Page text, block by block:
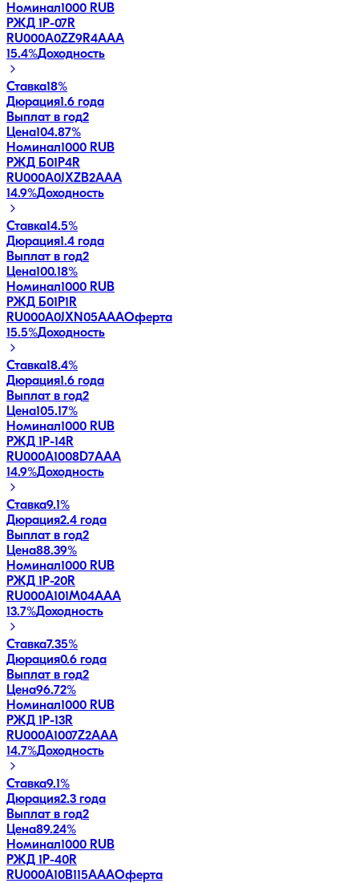
Номинал1000 RUB
РЖД 1Р-07R
RU000A0ZZ9R4AAA
15.4%Доходность
Ставка18%
Дюрация1.6 года
Выплат в год2
Цена104.87%
Номинал1000 RUB
РЖД Б01P4R
RU000A0JXZB2AAA
14.9%Доходность
Ставка14.5%
Дюрация1.4 года
Выплат в год2
Цена100.18%
Номинал1000 RUB
РЖД Б01P1R
RU000A0JXN05AAAОферта
15.5%Доходность
Ставка18.4%
Дюрация1.6 года
Выплат в год2
Цена105.17%
Номинал1000 RUB
РЖД 1Р-14R
RU000A1008D7AAA
14.9%Доходность
Ставка9.1%
Дюрация2.4 года
Выплат в год2
Цена88.39%
Номинал1000 RUB
РЖД 1Р-20R
RU000A101M04AAA
13.7%Доходность
Ставка7.35%
Дюрация0.6 года
Выплат в год2
Цена96.72%
Номинал1000 RUB
РЖД 1Р-13R
RU000A1007Z2AAA
14.7%Доходность
Ставка9.1%
Дюрация2.3 года
Выплат в год2
Цена89.24%
Номинал1000 RUB
РЖД 1Р-40R
RU000A10B115AAAОферта